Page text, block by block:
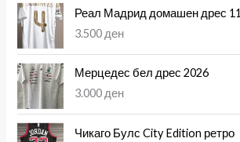
Реал Мадрид домашен дрес
3.500 ден
Мерцедес бел дрес 2026
3.000 ден
Чикаго Булс City Edition ретро